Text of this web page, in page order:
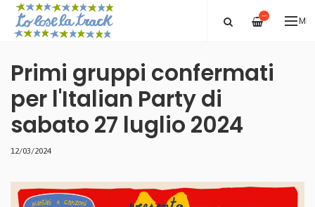
—
Primi gruppi confermati
per l'Italian Party di
sabato 27 luglio 2024
12/03/2024